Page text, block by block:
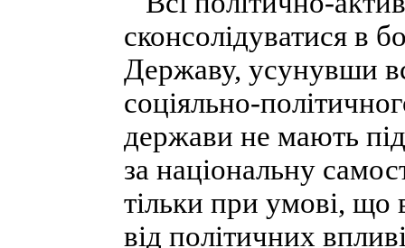
сконсолідуватися в
Державу, усунувши
соціяльно-
держави не мають
за національну
тільки при умові, що
від політичних